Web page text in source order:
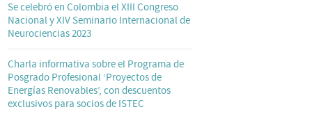
Se celebró en Colombia el XIII Congreso
Nacional y XIV Seminario Internacional de
Neurociencias 2023
Charla informativa sobre el Programa de
Posgrado Profesional ‘Proyectos de
Energías Renovables’, con descuentos
exclusivos para socios de ISTEC